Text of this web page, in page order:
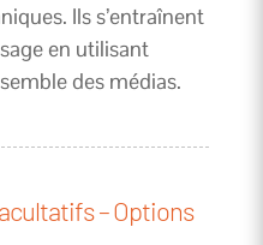
Ils s’entraînent
en utilisant
des médias.
– Options